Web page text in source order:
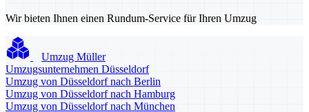
Wir bieten Ihnen einen Rundum-Service für Ihren Umzug
Umzug Müller
Umzugsunternehmen Düsseldorf
Umzug von Düsseldorf nach Berlin
Umzug von Düsseldorf nach Hamburg
Umzug von Düsseldorf nach München